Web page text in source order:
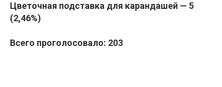
Цветочная подставка для карандашей — 5
(2,46%)
Всего проголосовало: 203